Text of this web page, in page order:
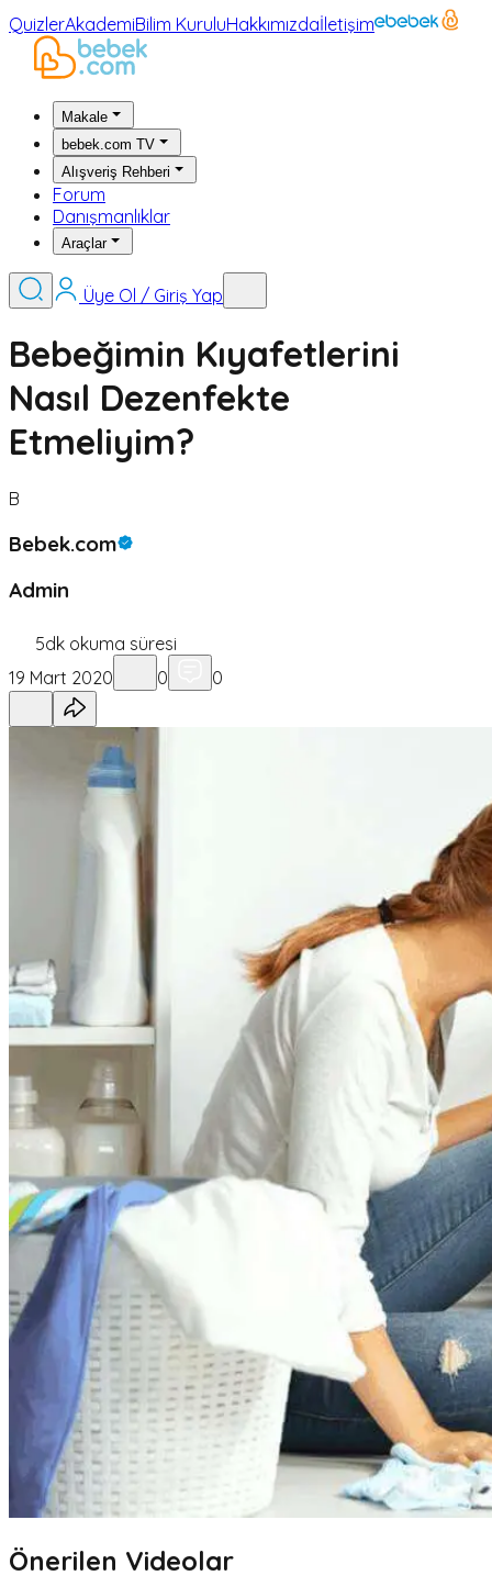
QuizlerAkademiBilim KuruluHakkımızdaİletişim
Makale
bebek.com TV
Alışveriş Rehberi
Forum
Danışmanlıklar
Araçlar
Üye Ol / Giriş Yap
Bebeğimin Kıyafetlerini
Nasıl Dezenfekte
Etmeliyim?
B
Bebek.com
Admin
5dk okuma süresi
19 Mart 2020
0 0
Önerilen Videolar